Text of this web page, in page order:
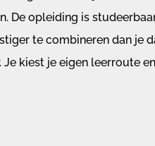
De opleiding is
te combineren dan je
kiest je eigen leerroute en